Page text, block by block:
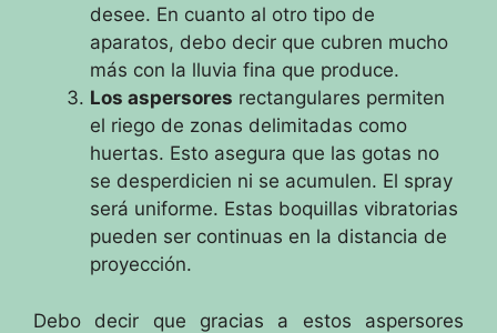
desee. En cuanto al otro tipo de
aparatos, debo decir que cubren mucho
más con la lluvia fina que produce.
Los aspersores rectangulares permiten
el riego de zonas delimitadas como
huertas. Esto asegura que las gotas no
se desperdicien ni se acumulen. El spray
será uniforme. Estas boquillas vibratorias
pueden ser continuas en la distancia de
proyección.
Debo decir que gracias a estos aspersores